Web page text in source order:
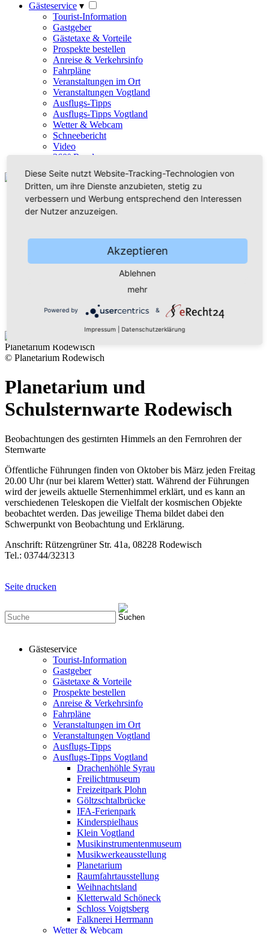
Gästeservice ▾
Tourist-Information
Gastgeber
Gästetaxe & Vorteile
Prospekte bestellen
Anreise & Verkehrsinfo
Fahrpläne
Veranstaltungen im Ort
Veranstaltungen Vogtland
Ausflugs-Tipps
Ausflugs-Tipps Vogtland
Wetter & Webcam
Schneebericht
Video
360° Rundgang
Home
Wanderparadies
Bürger & Rathaus
Freizeit genial!
Planetarium Rodewisch
© Planetarium Rodewisch
Planetarium und
Schulsternwarte Rodewisch
Beobachtungen des gestirnten Himmels an den Fernrohren der
Sternwarte
Öffentliche Führungen finden von Oktober bis März jeden Freitag
20.00 Uhr (nur bei klarem Wetter) statt. Während der Führungen
wird der jeweils aktuelle Sternenhimmel erklärt, und es kann an
verschiedenen Teleskopen die Vielfalt der kosmischen Objekte
beobachtet werden. Das jeweilige Thema bildet dabei den
Schwerpunkt von Beobachtung und Erklärung.
Anschrift: Rützengrüner Str. 41a, 08228 Rodewisch
Tel.: 03744/32313
Seite drucken
Gästeservice
Tourist-Information
Gastgeber
Gästetaxe & Vorteile
Prospekte bestellen
Anreise & Verkehrsinfo
Fahrpläne
Veranstaltungen im Ort
Veranstaltungen Vogtland
Ausflugs-Tipps
Ausflugs-Tipps Vogtland
Drachenhöhle Syrau
Freilichtmuseum
Freizeitpark Plohn
Göltzschtalbrücke
IFA-Ferienpark
Kinderspielhaus
Klein Vogtland
Musikinstrumentenmuseum
Musikwerkeausstellung
Planetarium
Raumfahrtausstellung
Weihnachtsland
Kletterwald Schöneck
Schloss Voigtsberg
Falknerei Herrmann
Wetter & Webcam
Diese Seite nutzt Website-Tracking-Technologien von
Dritten, um ihre Dienste anzubieten, stetig zu
verbessern und Werbung entsprechend den Interessen
der Nutzer anzuzeigen.
Akzeptieren
Ablehnen
mehr
Powered by &
Impressum Datenschutzerklärung